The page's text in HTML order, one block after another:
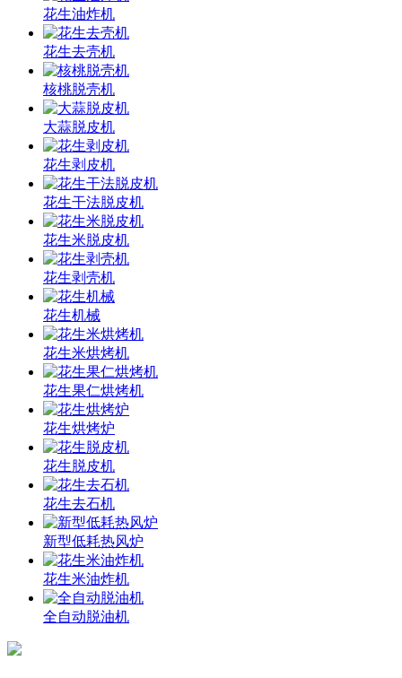
花生油炸机
花生去壳机
核桃脱壳机
大蒜脱皮机
花生剥皮机
花生干法脱皮机
花生米脱皮机
花生剥壳机
花生机械
花生米烘烤机
花生果仁烘烤机
花生烘烤炉
花生脱皮机
花生去石机
新型低耗热风炉
花生米油炸机
全自动脱油机